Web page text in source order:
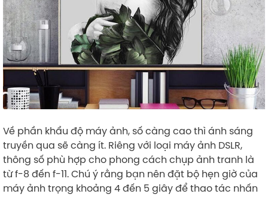
Về phần khẩu độ máy ảnh, số càng cao thì ánh sáng
truyền qua sẽ càng ít. Riêng với loại máy ảnh DSLR,
thông số phù hợp cho phong cách chụp ảnh tranh là
từ f-8 đến f-11. Chú ý rằng bạn nên đặt bộ hẹn giờ của
máy ảnh trọng khoảng 4 đến 5 giây để thao tác nhấn